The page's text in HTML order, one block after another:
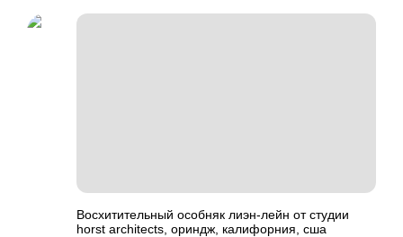
Восхитительный особняк лиэн-лейн от студии
horst architects, ориндж, калифорния, сша